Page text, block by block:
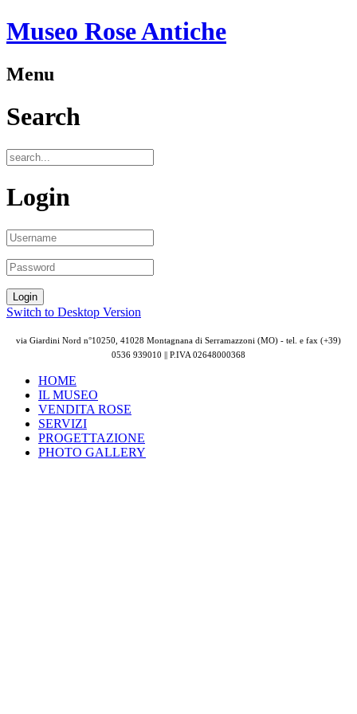
Museo Rose Antiche
Menu
Search
Login
Switch to Desktop Version
via Giardini Nord n°10250, 41028 Montagnana di Serramazzoni (MO) - tel. e fax (+39)
0536 939010 || P.IVA 02648000368
HOME
IL MUSEO
VENDITA ROSE
SERVIZI
PROGETTAZIONE
PHOTO GALLERY